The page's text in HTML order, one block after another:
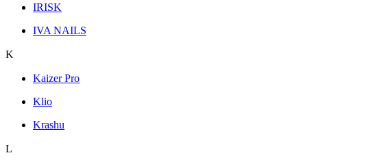
IRISK
IVA NAILS
K
Kaizer Pro
Klio
Krashu
L